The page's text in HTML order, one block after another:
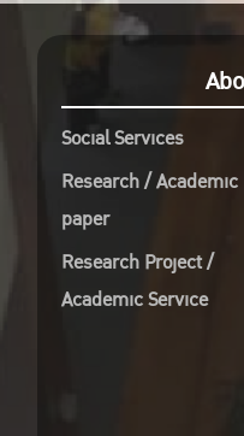
Social Services
Research / Academic
paper
Research Project /
Academic Service